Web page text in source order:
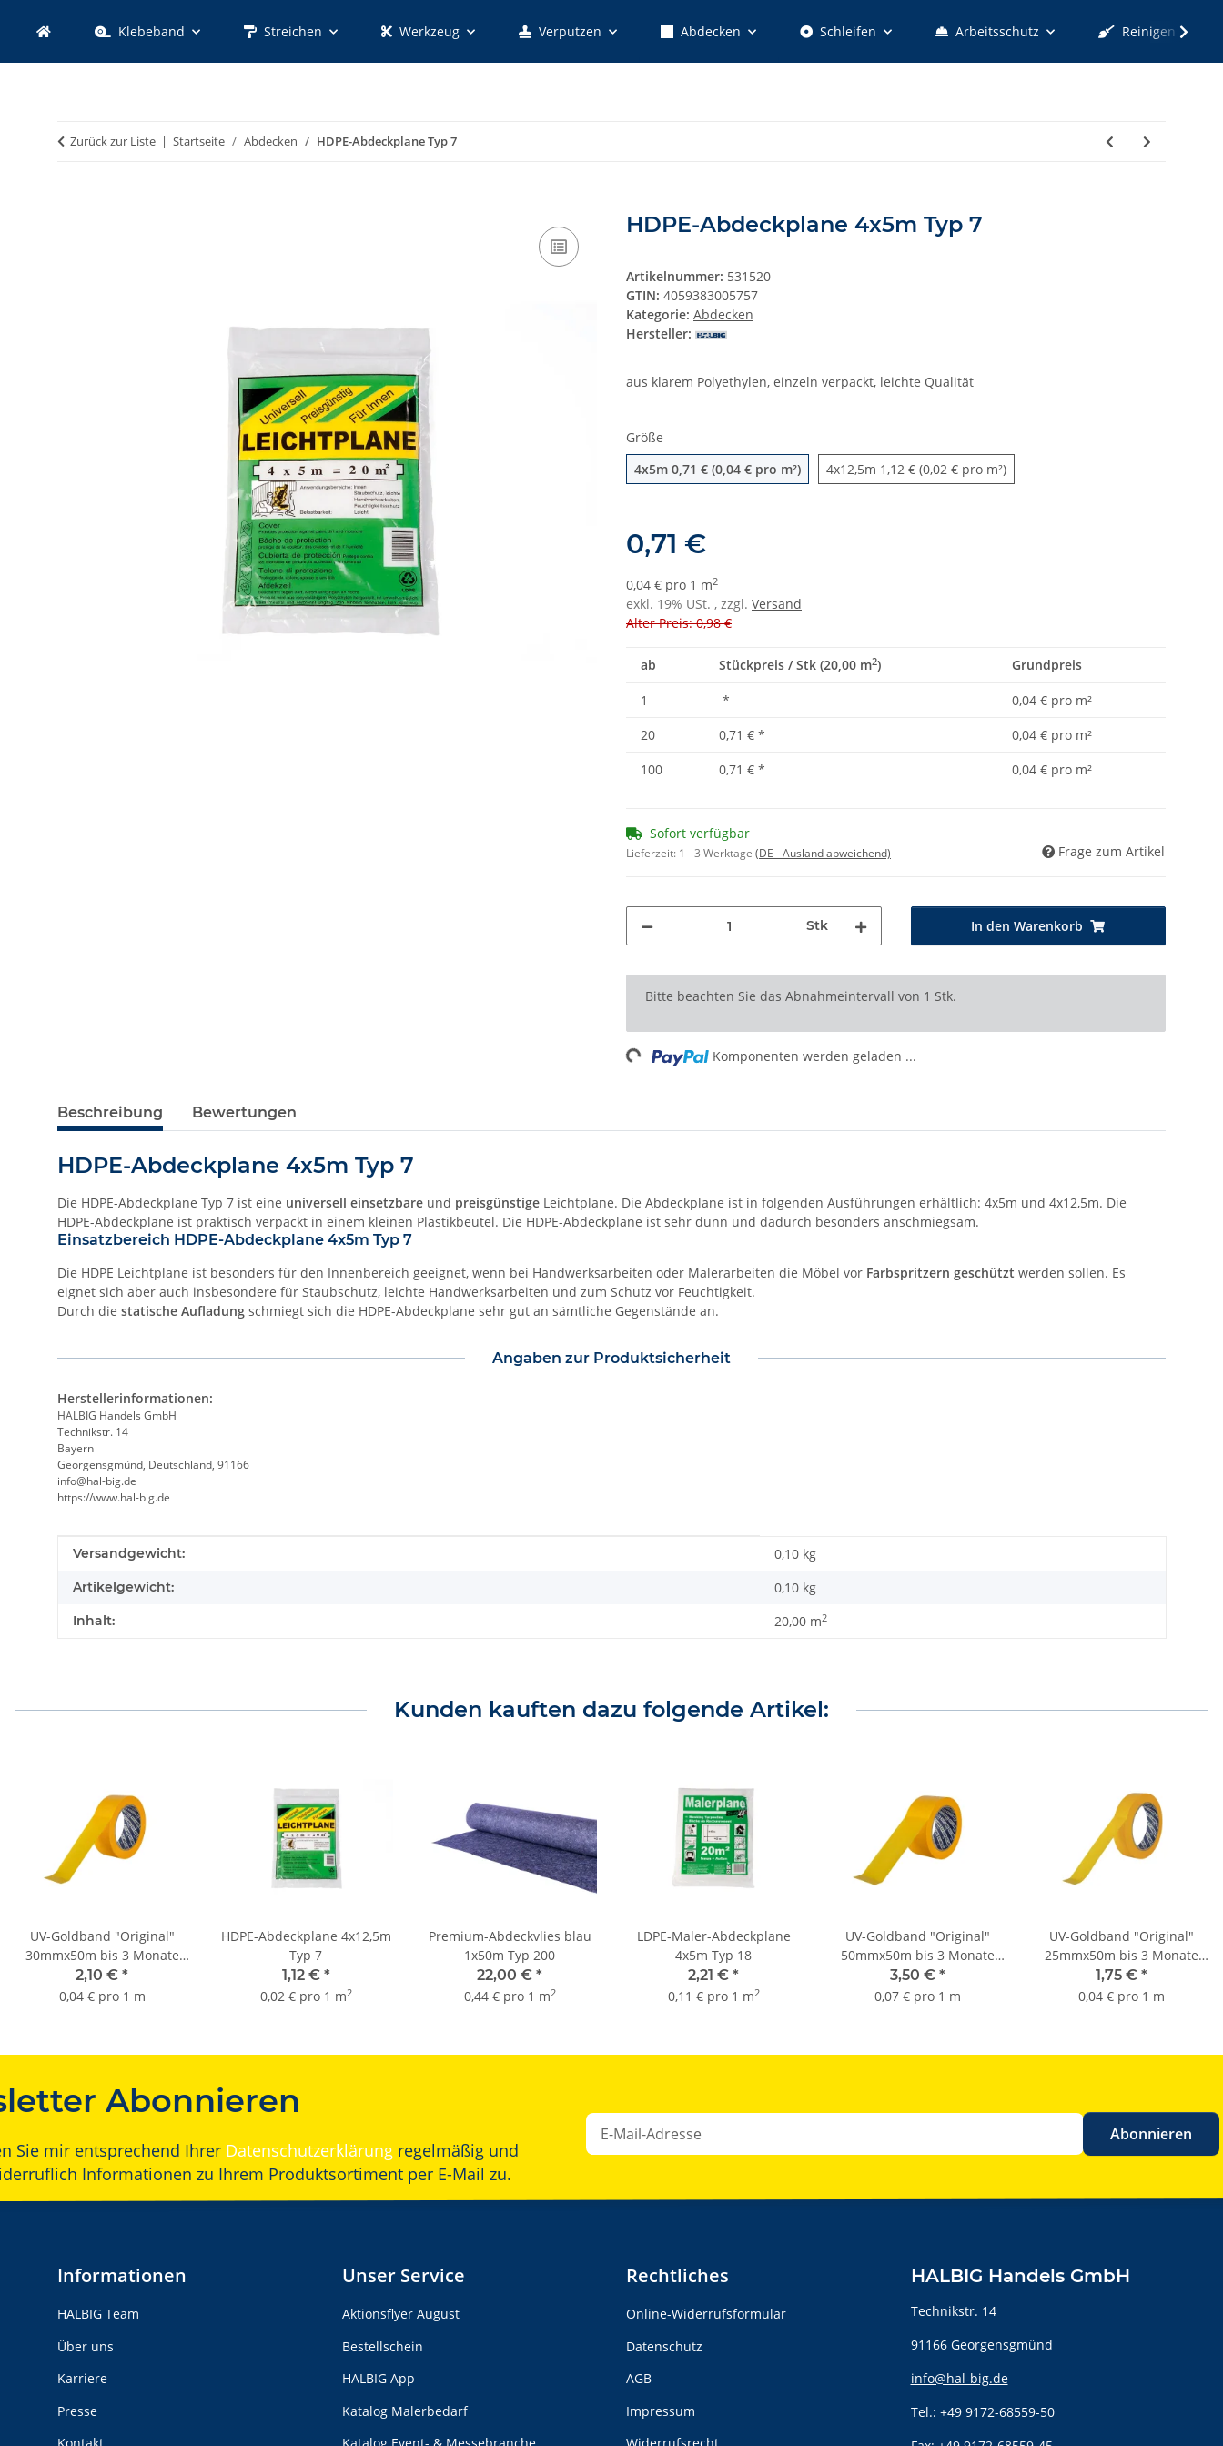
Klebeband Streichen Werkzeug Verputzen Abdecken Schleifen Arbeitsschutz Reinigen
Zurück zur Liste Startseite Abdecken HDPE-Abdeckplane Typ 7
HDPE-Abdeckplane 4x5m Typ 7
Artikelnummer: 531520
GTIN: 4059383005757
Kategorie: Abdecken
Hersteller:
aus klarem Polyethylen, einzeln verpackt, leichte Qualität
Größe
4x5m 4x5m
0,71 € (0,04 € pro m²) 4x12,5m 4x12,5m
1,12 € (0,02 € pro m²)
0,71 €
0,04 € pro 1 m2
exkl. 19% USt. , zzgl. Versand
Alter Preis: 0,98 €
ab Stückpreis / Stk (20,00 m2) Grundpreis
1 *
0,04 € pro m²
20
0,71 € *
0,04 € pro m²
100
0,71 € * 0,04 € pro m²
Sofort verfügbar
Lieferzeit: 1 - 3 Werktage (DE - Ausland abweichend) Frage zum Artikel
Stk In den Warenkorb
x
Bitte beachten Sie das Abnahmeintervall von 1 Stk.
Loading... Komponenten werden geladen ...
Beschreibung Bewertungen
HDPE-Abdeckplane 4x5m Typ 7
Die HDPE-Abdeckplane Typ 7 ist eine universell einsetzbare und preisgünstige Leichtplane. Die Abdeckplane ist in folgenden Ausführungen erhältlich: 4x5m und 4x12,5m. Die
HDPE-Abdeckplane ist praktisch verpackt in einem kleinen Plastikbeutel. Die HDPE-Abdeckplane ist sehr dünn und dadurch besonders anschmiegsam.
Einsatzbereich HDPE-Abdeckplane 4x5m Typ 7
Die HDPE Leichtplane ist besonders für den Innenbereich geeignet, wenn bei Handwerksarbeiten oder Malerarbeiten die Möbel vor Farbspritzern geschützt werden sollen. Es
eignet sich aber auch insbesondere für Staubschutz, leichte Handwerksarbeiten und zum Schutz vor Feuchtigkeit.
Durch die statische Aufladung schmiegt sich die HDPE-Abdeckplane sehr gut an sämtliche Gegenstände an.
Angaben zur Produktsicherheit
Herstellerinformationen:
HALBIG Handels GmbH
Technikstr. 14
Bayern
Georgensgmünd, Deutschland, 91166
info@hal-big.de
https://www.hal-big.de
Produkteigenschaft
Wert
Versandgewicht: 0,10 kg
Artikelgewicht: 0,10 kg
Inhalt: 20,00 m2
Kunden kauften dazu folgende Artikel:
UV-Goldband "Original"
30mmx50m bis 3 Monate
Sorte K055
2,10 € *
0,04 € pro 1 m
HDPE-Abdeckplane 4x12,5m
Typ 7
1,12 € *
0,02 € pro 1 m2
Premium-Abdeckvlies blau
1x50m Typ 200
22,00 € *
0,44 € pro 1 m2
LDPE-Maler-Abdeckplane
4x5m Typ 18
2,21 € *
0,11 € pro 1 m2
UV-Goldband "Original"
50mmx50m bis 3 Monate
Sorte K055
3,50 € *
0,07 € pro 1 m
UV-Goldband "Original"
25mmx50m bis 3 Monate
Sorte K055
1,75 € *
0,04 € pro 1 m
Abonnieren
Sie mir entsprechend Ihrer Datenschutzerklärung regelmäßig und
Informationen zu Ihrem Produktsortiment per E-Mail zu.
Abonnieren
Informationen
HALBIG Team
Über uns
Karriere
Presse
Unser Service
Aktionsflyer August
Bestellschein
HALBIG App
Katalog Malerbedarf
Rechtliches
Online-Widerrufsformular
Datenschutz
AGB
Impressum
HALBIG Handels GmbH
Technikstr. 14
91166 Georgensgmünd
info@hal-big.de
Tel.: +49 9172-68559-50